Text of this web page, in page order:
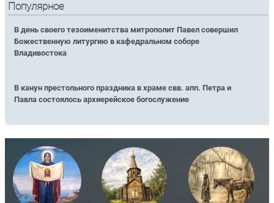
Популярное
В день своего тезоименитства митрополит Павел совершил
Божественную литургию в кафедральном соборе
Владивостока
В канун престольного праздника в храме свв. апп. Петра и
Павла состоялось архиерейское богослужение